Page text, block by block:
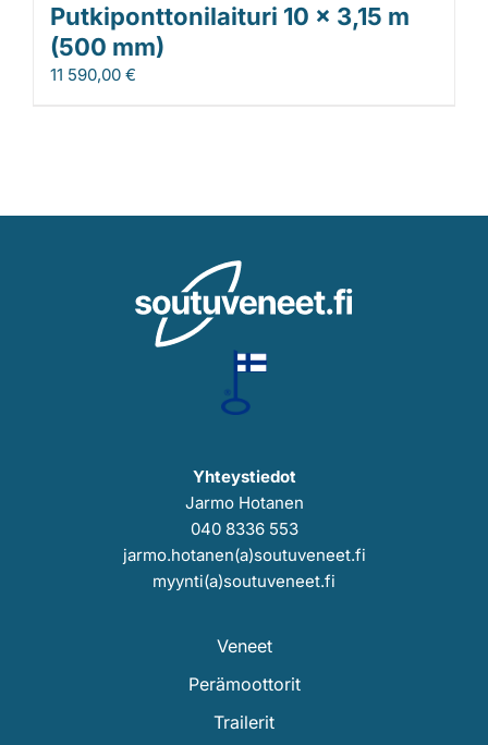
Putkiponttonilaituri 10 x 3,15 m
(500 mm)
11 590,00 €
Yhteystiedot
Jarmo Hotanen
040 8336 553
jarmo.hotanen(a)soutuveneet.fi
myynti(a)soutuveneet.fi
Veneet
Perämoottorit
Trailerit